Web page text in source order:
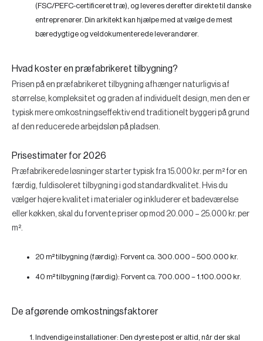
(FSC/PEFC-certificeret træ), og leveres derefter direkte til danske
entreprenører. Din arkitekt kan hjælpe med at vælge de mest
bæredygtige og veldokumenterede leverandører.
Hvad koster en præfabrikeret tilbygning?
Prisen på en præfabrikeret tilbygning afhænger naturligvis af
størrelse, kompleksitet og graden af individuelt design, men den er
typisk mere omkostningseffektiv end traditionelt byggeri på grund
af den reducerede arbejdsløn på pladsen.
Prisestimater for 2026
Præfabrikerede løsninger starter typisk fra15.000 kr. per m² for en
færdig, fuldisoleret tilbygning i god standardkvalitet. Hvis du
vælger højere kvalitet i materialer og inkluderer et badeværelse
eller køkken, skal du forvente priser op mod 20.000 – 25.000 kr. per
m².
20 m² tilbygning (færdig): Forvent ca. 300.000 – 500.000 kr.
40 m² tilbygning (færdig): Forvent ca. 700.000 – 1.100.000 kr.
De afgørende omkostningsfaktorer
Indvendige installationer: Den dyreste post er altid, når der skal